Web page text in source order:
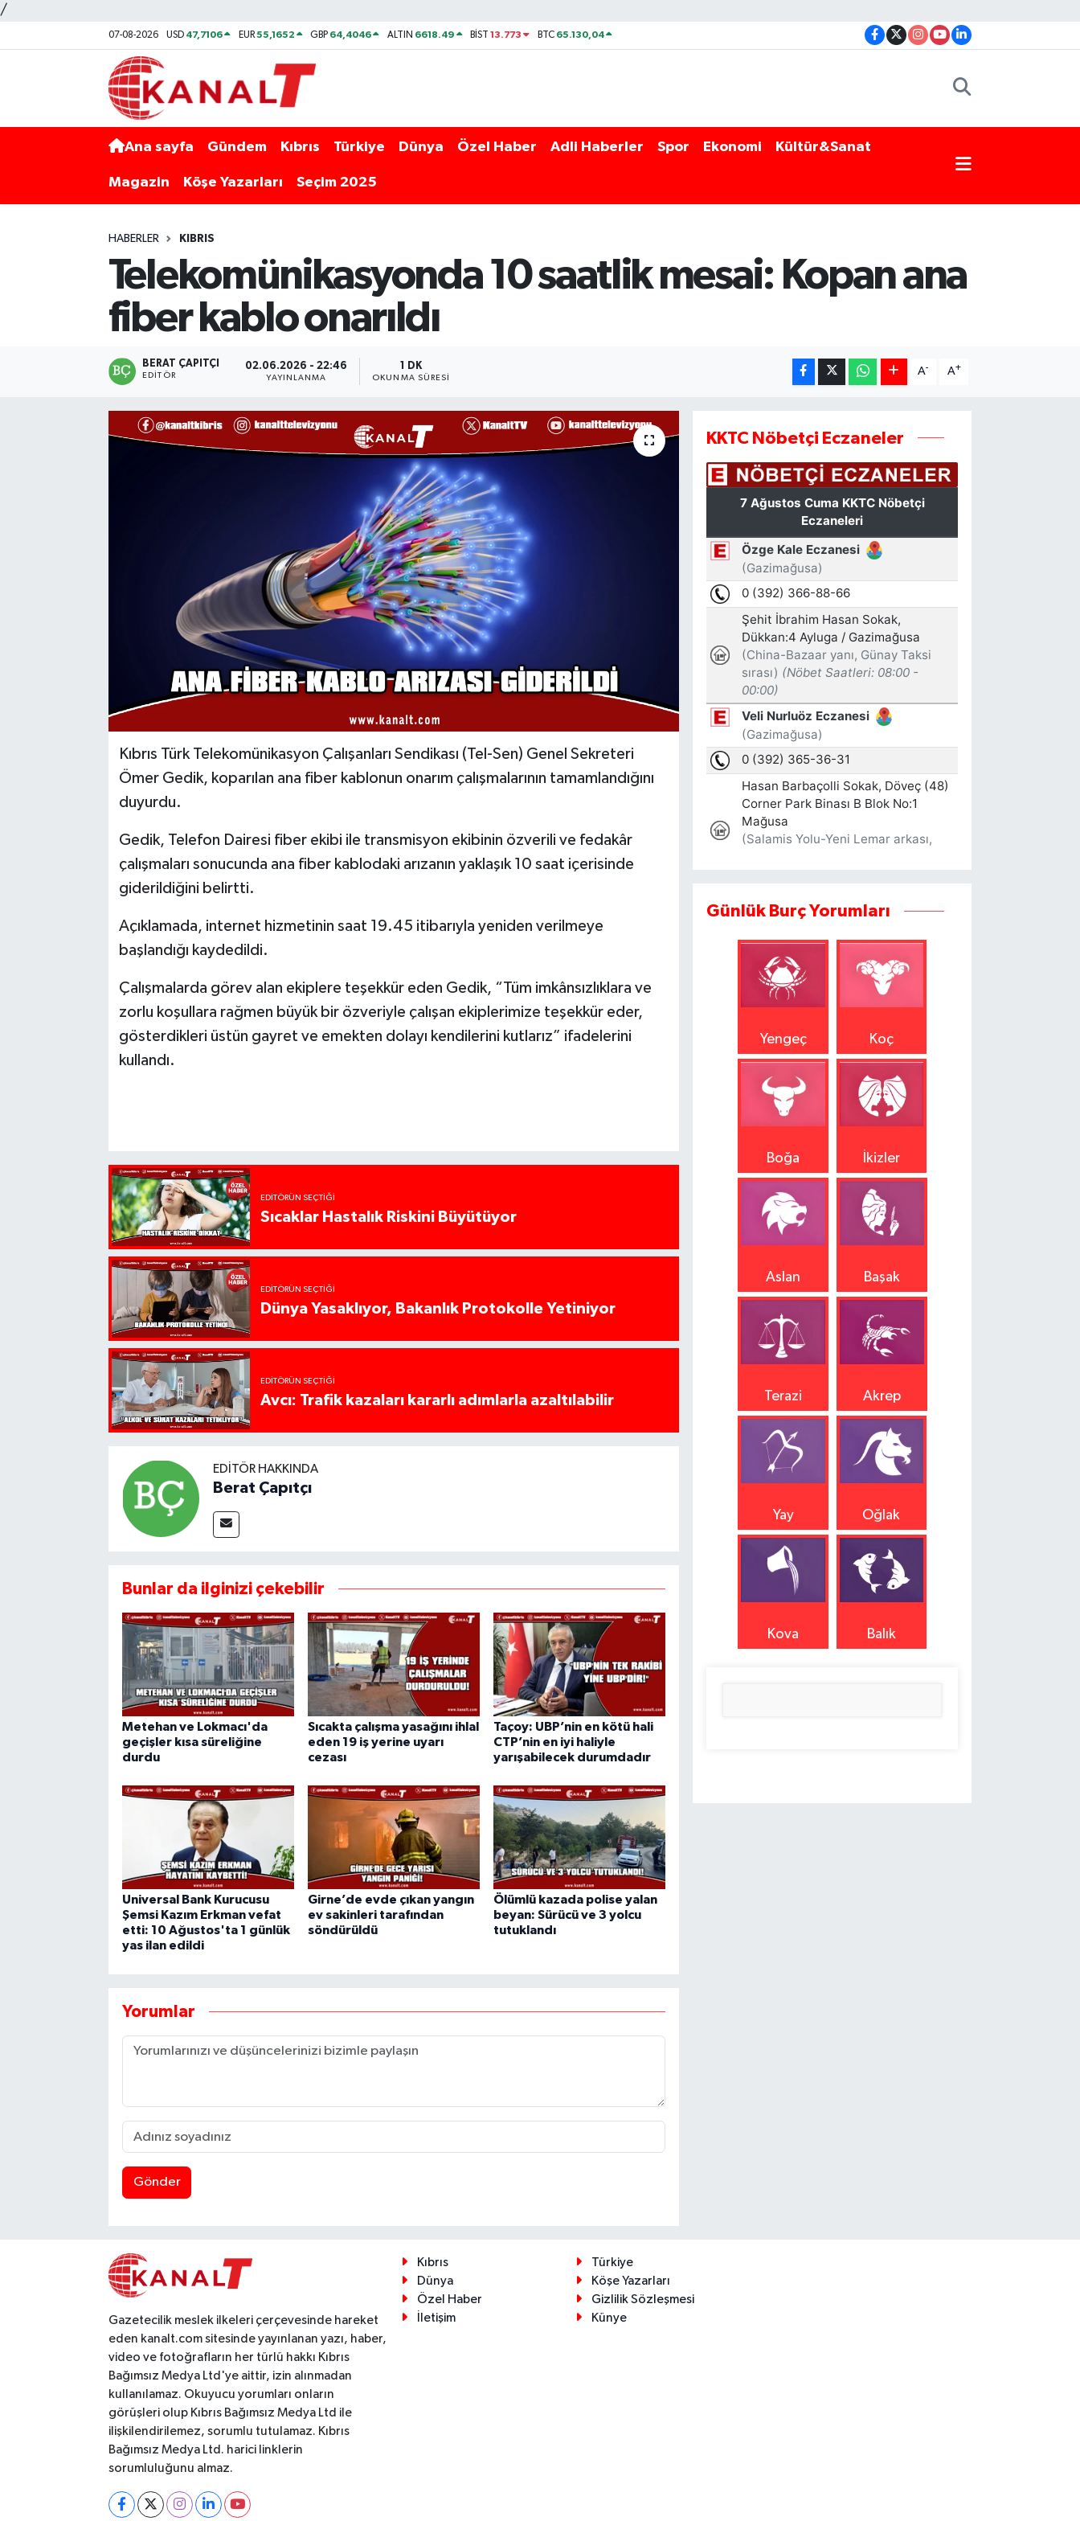
/
07-08-2026 USD 47,7106 EUR55,1652 GBP 64,4046 ALTIN 6618.49 BİST13.773 BTC 65.130,04
Ana sayfa Gündem Kıbrıs Türkiye Dünya Özel Haber Adli Haberler Spor Ekonomi Kültür&Sanat
Magazin Köşe Yazarları Seçim 2025
HABERLER KIBRIS
Telekomünikasyonda 10 saatlik mesai: Kopan ana
fiber kablo onarıldı
BERAT ÇAPITÇI
EDITÖR
02.06.2026 - 22:46
YAYINLANMA
1 DK
OKUNMA SÜRESI
A- A+
Kıbrıs Türk Telekomünikasyon Çalışanları Sendikası (Tel-Sen) Genel Sekreteri
Ömer Gedik, koparılan ana fiber kablonun onarım çalışmalarının tamamlandığını
duyurdu.
Gedik, Telefon Dairesi fiber ekibi ile transmisyon ekibinin özverili ve fedakâr
çalışmaları sonucunda ana fiber kablodaki arızanın yaklaşık 10 saat içerisinde
giderildiğini belirtti.
Açıklamada, internet hizmetinin saat 19.45 itibarıyla yeniden verilmeye
başlandığı kaydedildi.
Çalışmalarda görev alan ekiplere teşekkür eden Gedik, “Tüm imkânsızlıklara ve
zorlu koşullara rağmen büyük bir özveriyle çalışan ekiplerimize teşekkür eder,
gösterdikleri üstün gayret ve emekten dolayı kendilerini kutlarız” ifadelerini
kullandı.
EDITÖRÜN SEÇTIĞI
Sıcaklar Hastalık Riskini Büyütüyor
EDITÖRÜN SEÇTIĞI
Dünya Yasaklıyor, Bakanlık Protokolle Yetiniyor
EDITÖRÜN SEÇTIĞI
Avcı: Trafik kazaları kararlı adımlarla azaltılabilir
EDITÖR HAKKINDA
Berat Çapıtçı
Bunlar da ilginizi çekebilir
Metehan ve Lokmacı'da
geçişler kısa süreliğine
durdu
Sıcakta çalışma yasağını ihlal
eden 19 iş yerine uyarı
cezası
Taçoy: UBP’nin en kötü hali
CTP’nin en iyi haliyle
yarışabilecek durumdadır
Universal Bank Kurucusu
Şemsi Kazım Erkman vefat
etti: 10 Ağustos'ta 1 günlük
yas ilan edildi
Girne’de evde çıkan yangın
ev sakinleri tarafından
söndürüldü
Ölümlü kazada polise yalan
beyan: Sürücü ve 3 yolcu
tutuklandı
Yorumlar
Gönder
KKTC Nöbetçi Eczaneler
Günlük Burç Yorumları
Yengeç Koç
Boğa İkizler
Aslan Başak
Terazi Akrep
Yay Oğlak
Kova Balık
Gazetecilik meslek ilkeleri çerçevesinde hareket
eden kanalt.com sitesinde yayınlanan yazı, haber,
video ve fotoğrafların her türlü hakkı Kıbrıs
Bağımsız Medya Ltd'ye aittir, izin alınmadan
kullanılamaz. Okuyucu yorumları onların
görüşleri olup Kıbrıs Bağımsız Medya Ltd ile
ilişkilendirilemez, sorumlu tutulamaz. Kıbrıs
Bağımsız Medya Ltd. harici linklerin
sorumluluğunu almaz.
Kıbrıs
Türkiye
Dünya
Köşe Yazarları
Özel Haber
Gizlilik Sözleşmesi
İletişim
Künye